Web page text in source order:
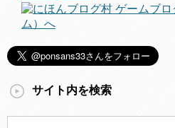
サイト内を検索